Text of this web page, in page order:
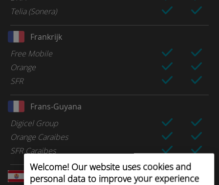
Welcome! Our website uses cookies and
personal data to improve your experience
Telia (Sonera)
Frankrijk
Free Mobile
Orange
SFR
Frans-Guyana
Digicel Group
Orange Caraibes
SFR Caraibes
Frans-Polynesië